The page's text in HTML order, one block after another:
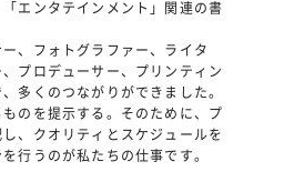
エンタテインメント」関連の書
、フォトグラファー、ライタ
プロデューサー、プリンティン
多くのつながりができました。
のを提示する。そのために、プ
、クオリティとスケジュールを
行うのが私たちの仕事です。